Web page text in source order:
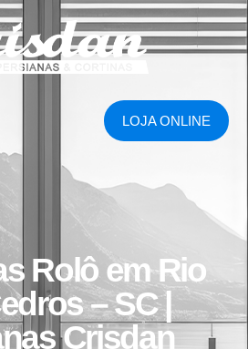
LOJA ONLINE
Rolô em Rio
– SC |
Crisdan